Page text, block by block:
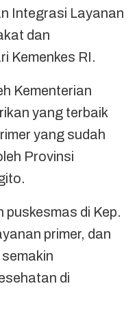
Integrasi Layanan
dan
Kemenkes RI.
Kementerian
yang terbaik
yang sudah
Provinsi
puskesmas di Kep.
primer, dan
di